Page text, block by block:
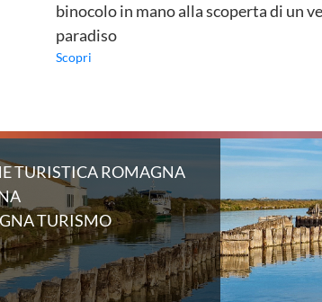
binocolo in mano alla scoperta di un
paradiso
Scopri
TURISTICA ROMAGNA
TURISMO